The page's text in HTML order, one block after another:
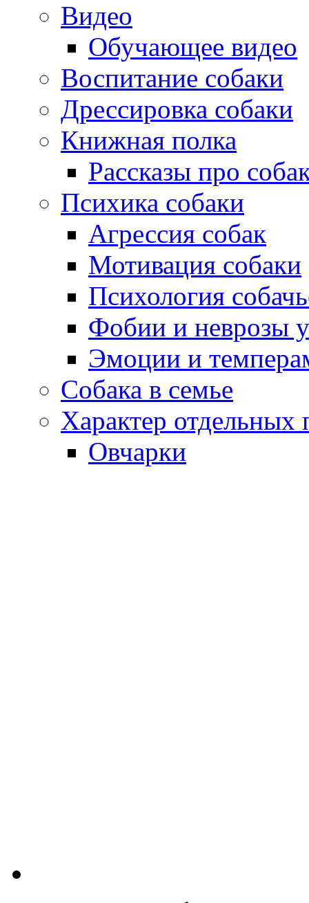
Видео
Обучающее видео
Воспитание собаки
Дрессировка собаки
Книжная полка
Рассказы про
Психика собаки
Агрессия собак
Мотивация собаки
Психология
Фобии и неврозы
Эмоции и
Собака в семье
Характер отдельных
Овчарки